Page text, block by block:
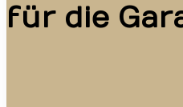
für die